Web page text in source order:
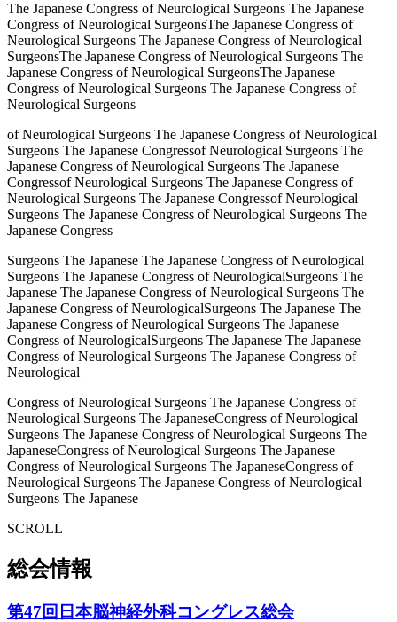
The Japanese Congress of Neurological Surgeons The Japanese
Congress of Neurological SurgeonsThe Japanese Congress of
Neurological Surgeons The Japanese Congress of Neurological
SurgeonsThe Japanese Congress of Neurological Surgeons The
Japanese Congress of Neurological SurgeonsThe Japanese
Congress of Neurological Surgeons The Japanese Congress of
Neurological Surgeons
of Neurological Surgeons The Japanese Congress of Neurological
Surgeons The Japanese Congressof Neurological Surgeons The
Japanese Congress of Neurological Surgeons The Japanese
Congressof Neurological Surgeons The Japanese Congress of
Neurological Surgeons The Japanese Congressof Neurological
Surgeons The Japanese Congress of Neurological Surgeons The
Japanese Congress
Surgeons The Japanese The Japanese Congress of Neurological
Surgeons The Japanese Congress of NeurologicalSurgeons The
Japanese The Japanese Congress of Neurological Surgeons The
Japanese Congress of NeurologicalSurgeons The Japanese The
Japanese Congress of Neurological Surgeons The Japanese
Congress of NeurologicalSurgeons The Japanese The Japanese
Congress of Neurological Surgeons The Japanese Congress of
Neurological
Congress of Neurological Surgeons The Japanese Congress of
Neurological Surgeons The JapaneseCongress of Neurological
Surgeons The Japanese Congress of Neurological Surgeons The
JapaneseCongress of Neurological Surgeons The Japanese
Congress of Neurological Surgeons The JapaneseCongress of
Neurological Surgeons The Japanese Congress of Neurological
Surgeons The Japanese
SCROLL
総会情報
第47回日本脳神経外科コングレス総会